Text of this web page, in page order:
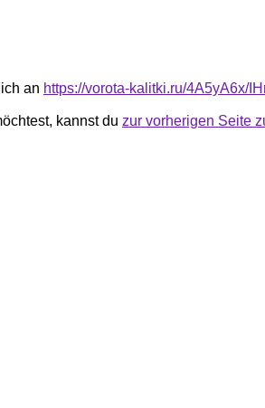
an https://vorota-kalitki.ru/4A5yA6x/
kannst du zur vorherigen Seite